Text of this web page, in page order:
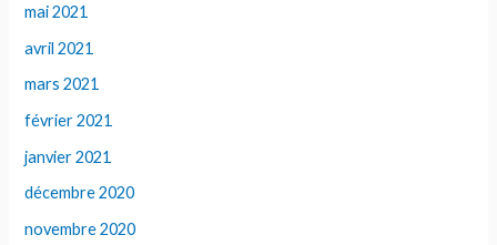
mai 2021
avril 2021
mars 2021
février 2021
janvier 2021
décembre 2020
novembre 2020